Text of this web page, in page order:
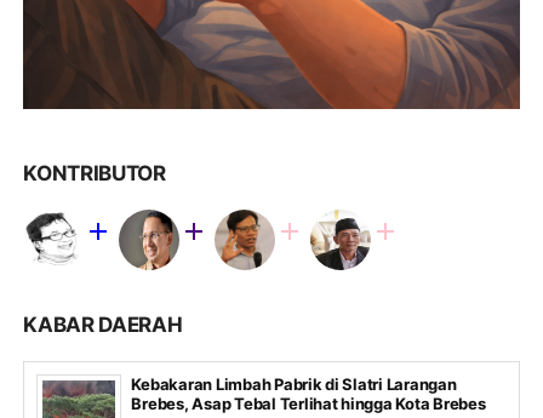
KONTRIBUTOR
KABAR DAERAH
Kebakaran Limbah Pabrik di Slatri Larangan
Brebes, Asap Tebal Terlihat hingga Kota Brebes